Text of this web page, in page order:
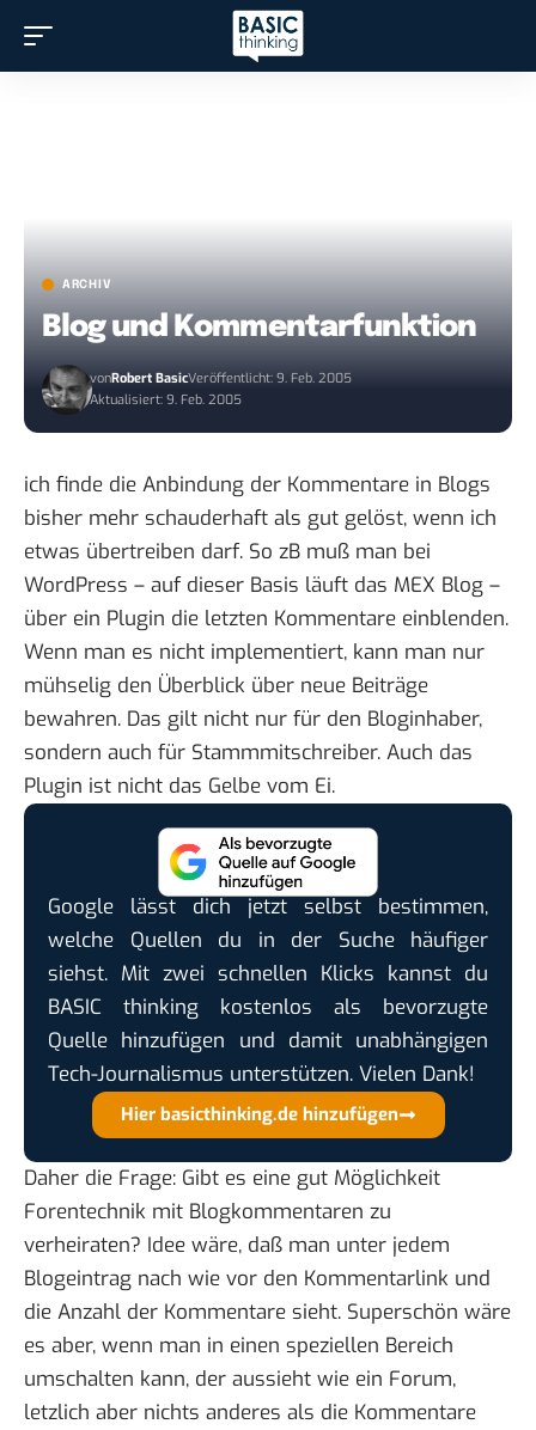
ARCHIV
Blog und Kommentarfunktion
vonRobert BasicVeröffentlicht: 9. Feb. 2005
Aktualisiert: 9. Feb. 2005
ich finde die Anbindung der Kommentare in Blogs
bisher mehr schauderhaft als gut gelöst, wenn ich
etwas übertreiben darf. So zB muß man bei
WordPress – auf dieser Basis läuft das MEX Blog –
über ein Plugin die letzten Kommentare einblenden.
Wenn man es nicht implementiert, kann man nur
mühselig den Überblick über neue Beiträge
bewahren. Das gilt nicht nur für den Bloginhaber,
sondern auch für Stammmitschreiber. Auch das
Plugin ist nicht das Gelbe vom Ei.
Google lässt dich jetzt selbst bestimmen,
welche Quellen du in der Suche häufiger
siehst. Mit zwei schnellen Klicks kannst du
BASIC thinking kostenlos als bevorzugte
Quelle hinzufügen und damit unabhängigen
Tech-Journalismus unterstützen. Vielen Dank!
Hier basicthinking.de hinzufügen
Daher die Frage: Gibt es eine gut Möglichkeit
Forentechnik mit Blogkommentaren zu
verheiraten? Idee wäre, daß man unter jedem
Blogeintrag nach wie vor den Kommentarlink und
die Anzahl der Kommentare sieht. Superschön wäre
es aber, wenn man in einen speziellen Bereich
umschalten kann, der aussieht wie ein Forum,
letzlich aber nichts anderes als die Kommentare